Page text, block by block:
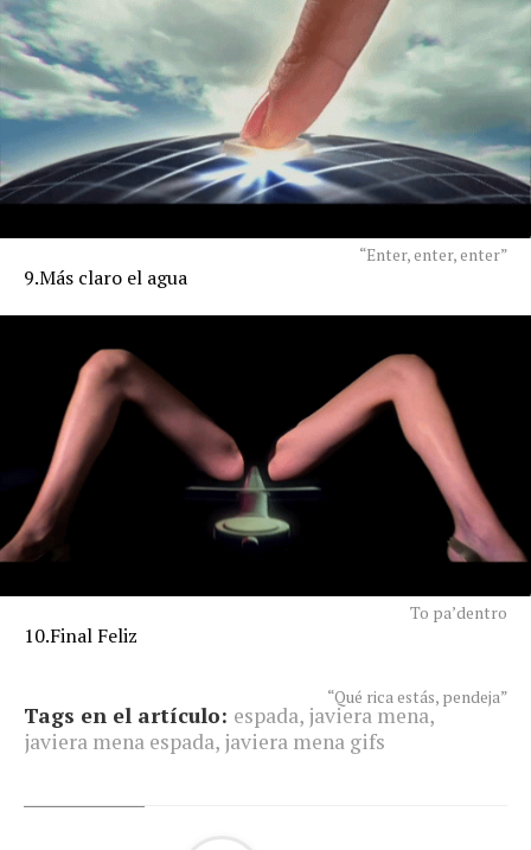
“Enter, enter, enter”
9.Más claro el agua
To pa’dentro
10.Final Feliz
“Qué rica estás, pendeja”
Tags en el artículo: espada, javiera mena,
javiera mena espada, javiera mena gifs